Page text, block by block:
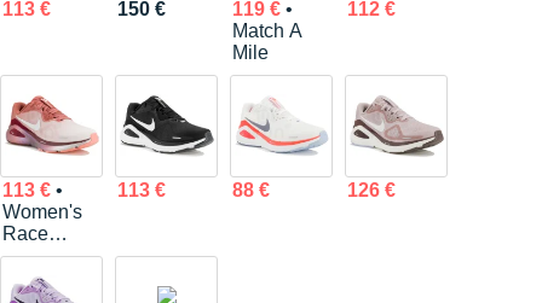
113 € 150 € 119 €•
Match A
Mile
112 €
113 €•
Women's
Race
Series
113 € 88 € 126 €